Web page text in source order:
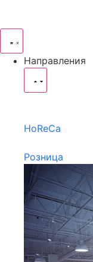
Направления
HoReCa
Розница